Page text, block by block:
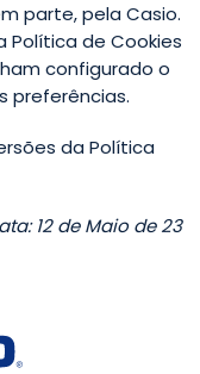
parte, pela Casio.
Política de Cookies
configurado o
preferências.
da Política
12 de Maio de 23